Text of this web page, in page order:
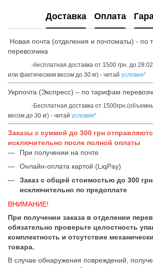
Доставка Оплата
Новая почта (отделения и почтоматы) - по
перевозчика
-бесплатная доставка от 1500 грн. до
или фактическим весом до 30 кг) - читай условия*
Укрпочта (Экспресс) – по тарифам
-Бесплатная доставка от
весом до 30 кг) - читай условия*
Заказы с суммой до 300 грн
исключительно после полной оплаты
При получении на почте
Онлайн-оплата картой (LiqPay)
Заказ с общей стоимостью до 300
исключительно по предоплате
ВНИМАНИЕ!
При получении заказа в отделении
обязательно проверьте целостность
комплектность и отсутствие
товара.
В случае обнаружения повреждений,